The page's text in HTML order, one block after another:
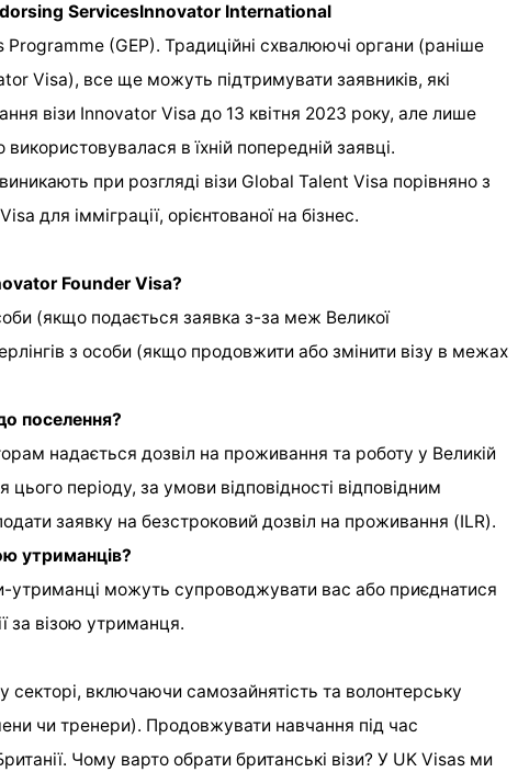
ServicesInnovator International
(GEP). Традиційні схвалюючі органи (раніше
Visa), все ще можуть підтримувати заявників, які
візи Innovator Visa до 13 квітня 2023 року, але лише
використовувалася в їхній попередній заявці.
при розгляді візи Global Talent Visa порівняно з
для імміграції, орієнтованої на бізнес.
Founder Visa?
(якщо подається заявка з-за меж Великої
з особи (якщо продовжити або змінити візу в межах
поселення?
надається дозвіл на проживання та роботу у Великій
цього періоду, за умови відповідності відповідним
заявку на безстроковий дозвіл на проживання (ILR).
утриманців?
утриманці можуть супроводжувати вас або приєднатися
за візою утриманця.
включаючи самозайнятість та волонтерську
чи тренери). Продовжувати навчання під час
Чому варто обрати британські візи? У UK Visas ми